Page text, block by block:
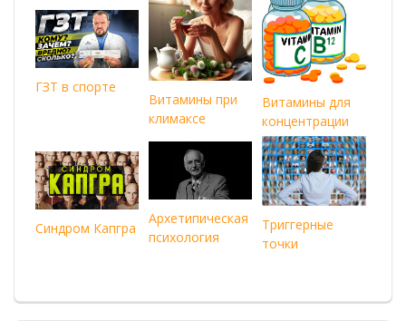
ГЗТ в спорте
Витамины при
климаксе
Витамины для
концентрации
Синдром Капгра
Архетипическая
психология
Триггерные
точки